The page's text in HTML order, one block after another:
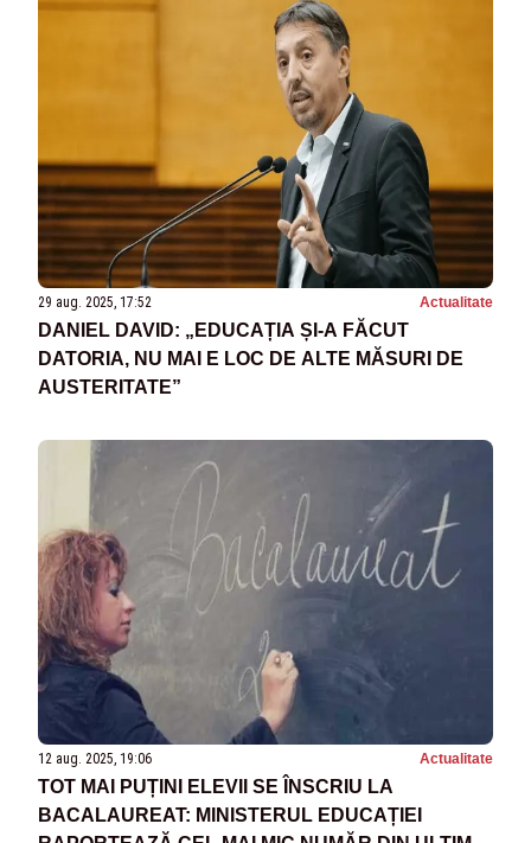
29 aug. 2025, 17:52 Actualitate
DANIEL DAVID: „EDUCAȚIA ȘI-A FĂCUT
DATORIA, NU MAI E LOC DE ALTE MĂSURI DE
AUSTERITATE”
12 aug. 2025, 19:06 Actualitate
TOT MAI PUȚINI ELEVII SE ÎNSCRIU LA
BACALAUREAT: MINISTERUL EDUCAȚIEI